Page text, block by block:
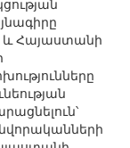
և Հայաստանի